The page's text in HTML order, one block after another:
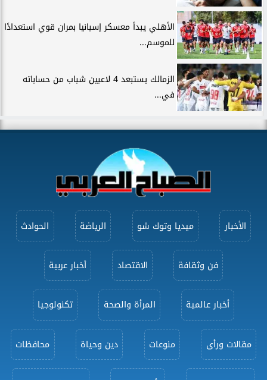
الأهلي يبدأ معسكر إسبانيا بمران قوي استعدادًا
للموسم...
الزمالك يستبعد 4 لاعبين شباب من حساباته
في...
الأخبار ميديا وتوك شو الرياضة الحوادث
فن وثقافة الاقتصاد أخبار عربية
أخبار عالمية المرأة والصحة تكنولوجيا
مقالات ورأى منوعات دين وحياة محافظات